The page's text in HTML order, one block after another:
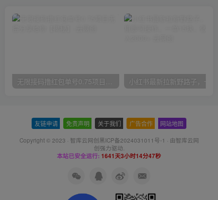
无限接码撸红包单号0.75项目无偿分享给你【揭秘】
友链申请 免责声明 关于我们 广告合作 网站地图
Copyright © 2023 · 智库云网创黑ICP备2024031011号-1 · 由智库云网
创强力驱动.
本站已安全运行: 1641天3小时14分48秒